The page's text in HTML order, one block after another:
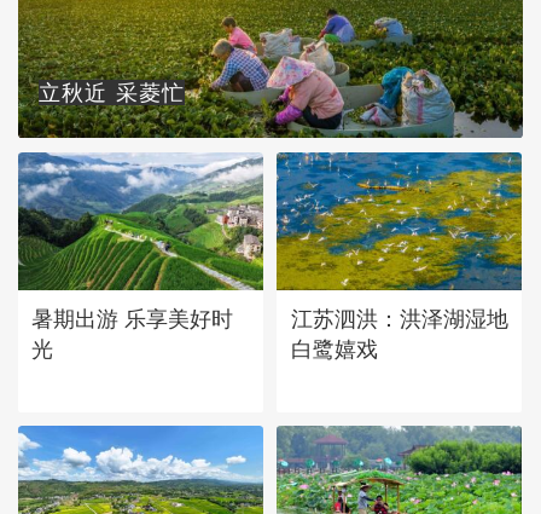
立秋近 采菱忙
暑期出游 乐享美好时
光
江苏泗洪：洪泽湖湿地
白鹭嬉戏